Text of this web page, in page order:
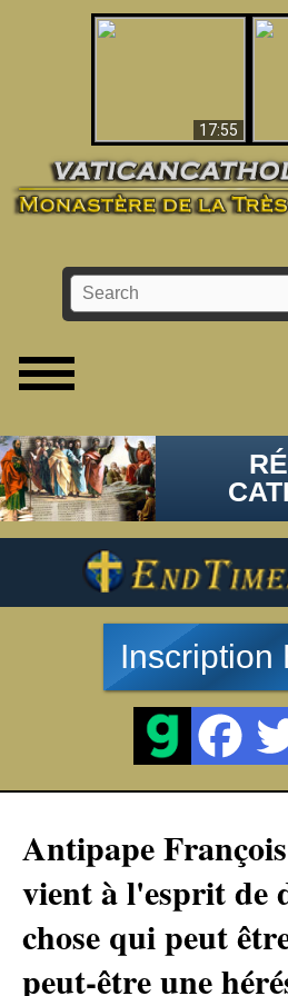
17:55
Inscription
Antipape
vient à l'esprit de
chose qui peut
peut-être une